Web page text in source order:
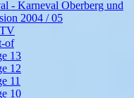
- Karneval Oberberg und
2004 / 05
of
13
12
11
10